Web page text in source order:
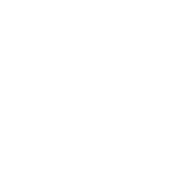
motor control winning
than an